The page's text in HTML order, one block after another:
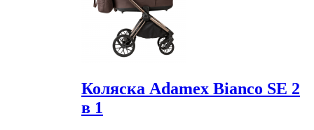
Коляска Adamex Bianco SE 2
в 1